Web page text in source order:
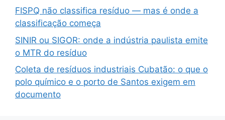
FISPQ não classifica resíduo — mas é onde a
classificação começa
SINIR ou SIGOR: onde a indústria paulista emite
o MTR do resíduo
Coleta de resíduos industriais Cubatão: o que o
polo químico e o porto de Santos exigem em
documento